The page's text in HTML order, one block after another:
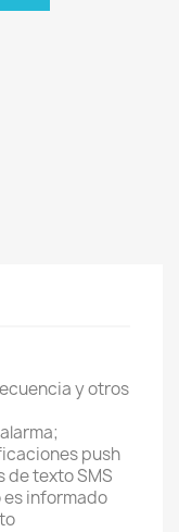
y otros
push
de texto SMS
es informado